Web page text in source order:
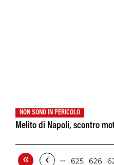
NON SONO IN PERICOLO
Melito di Napoli, scontro
« ‹ … 625 626